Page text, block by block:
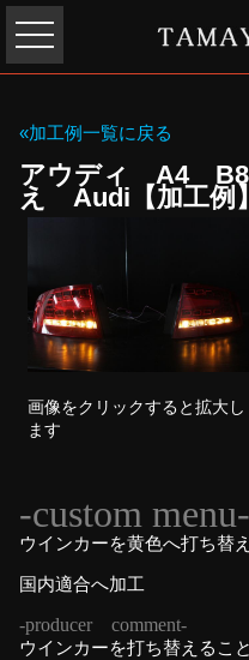
«加工例一覧に戻る
アウディ A4 B8
え Audi【加工例】
画像をクリックすると拡大し
ます
-custom menu-
ウインカーを黄色へ打ち替え
国内適合へ加工
-producer comment-
ウインカーを打ち替えるこ